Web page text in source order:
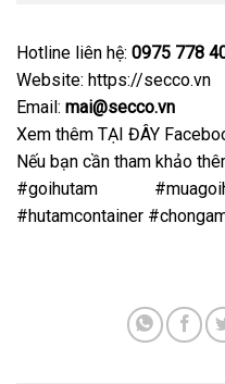
Hotline liên hệ: 0975 778
Website: https://secco.vn
Email: mai@secco.vn
Xem thêm TẠI ĐÂY
Nếu bạn cần tham khảo
#goihutam
#hutamcontainer